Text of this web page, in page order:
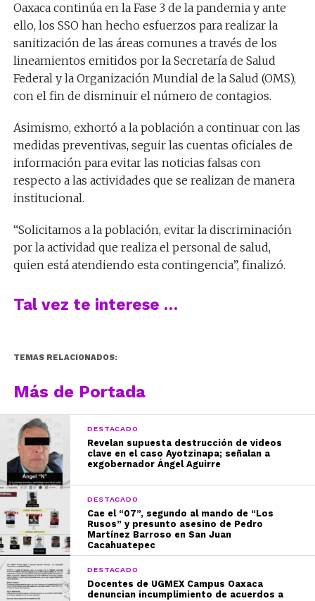
Oaxaca continúa en la Fase 3 de la pandemia y ante
ello, los SSO han hecho esfuerzos para realizar la
sanitización de las áreas comunes a través de los
lineamientos emitidos por la Secretaría de Salud
Federal y la Organización Mundial de la Salud (OMS),
con el fin de disminuir el número de contagios.
Asimismo, exhortó a la población a continuar con las
medidas preventivas, seguir las cuentas oficiales de
información para evitar las noticias falsas con
respecto a las actividades que se realizan de manera
institucional.
“Solicitamos a la población, evitar la discriminación
por la actividad que realiza el personal de salud,
quien está atendiendo esta contingencia”, finalizó.
Tal vez te interese …
TEMAS RELACIONADOS:
Más de Portada
DESTACADO
Revelan supuesta destrucción de videos
clave en el caso Ayotzinapa; señalan a
exgobernador Ángel Aguirre
DESTACADO
Cae el “07”, segundo al mando de “Los
Rusos” y presunto asesino de Pedro
Martínez Barroso en San Juan
Cacahuatepec
DESTACADO
Docentes de UGMEX Campus Oaxaca
denuncian incumplimiento de acuerdos a